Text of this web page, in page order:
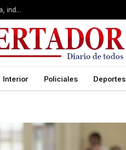
Corrientes: La Rural celebra 90 años con una megamuestra ganadera, industrial y artística
Interior Policiales Deportes